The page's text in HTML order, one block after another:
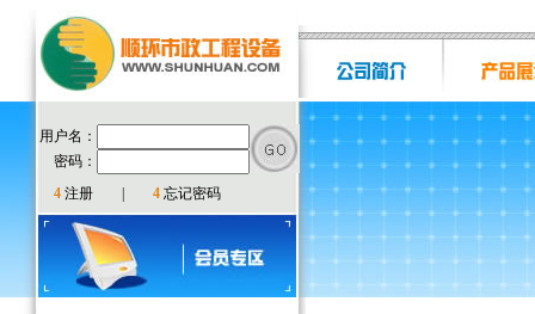
用户名：
密码：
4 注册 4 忘记密码